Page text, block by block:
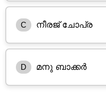
C നീരജ് ചോപ്ര
D മനു ബാക്കർ